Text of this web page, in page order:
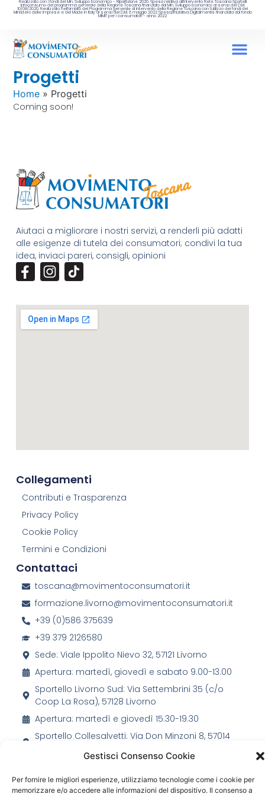
Gestisci Consenso Cookie
Per fornire le migliori esperienze, utilizziamo tecnologie come i cookie per
memorizzare e/o accedere alle informazioni del dispositivo. Il consenso a
Realizzato con i fondi del Min. Sviluppo Economico - Ripartizione 2020. Spesa relativa all’intervento Rete Toscana Sportelli
Infoconsumo del programma generale della Regione Toscana finanziato dal Min. Sviluppo Economico ai sensi del D.M.
10/08/2020. Realizzato nell’ambito del Programma generale di intervento della Regione Toscana con l’utilizzo dei fondi del
Ministero delle Imprese e del Made in Italy ai sensi del D.M. 6 maggio 2022 Spesa/iniziativa Digitalmentis finanziata dal fondo
MIMIT per i consumatori - anno 2022
Progetti
Home » Progetti
Coming soon!
Aiutaci a migliorare i nostri servizi, a renderli più adatti
alle esigenze di tutela dei consumatori; condivi la tua
idea, inviaci pareri, consigli, opinioni
Contattaci
toscana@movimentoconsumatori.it
formazione.livorno@movimentoconsumatori.it
+39 (0)586 375639
+39 379 2126580
Sede: Viale Ippolito Nievo 32, 57121 Livorno
Apertura: martedì, giovedì e sabato 9.00-13.00
Sportello Livorno Sud: Via Settembrini 35 (c/o
Coop La Rosa), 57128 Livorno
Apertura: martedì e giovedì 15.30-19.30
Sportello Collesalvetti: Via Don Minzoni 8, 57014
Collegamenti
Contributi e Trasparenza
Privacy Policy
Cookie Policy
Termini e Condizioni